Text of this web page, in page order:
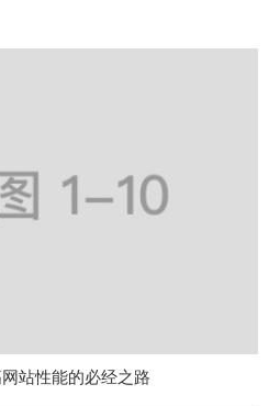
站性能的必经之路